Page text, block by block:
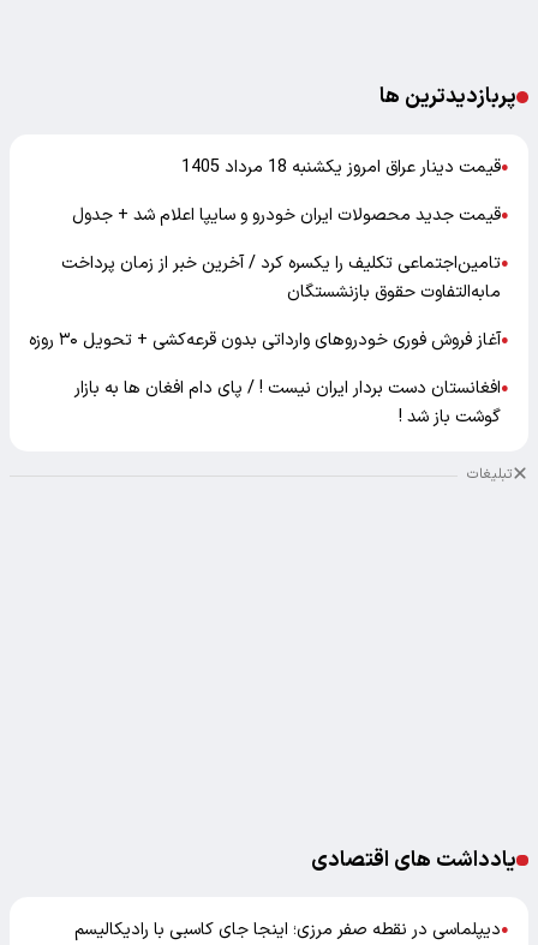
پربازدیدترین ها
●قیمت دینار عراق امروز یکشنبه 18 مرداد 1405
●قیمت جدید محصولات ایران خودرو و سایپا اعلام شد + جدول
●تامین‌اجتماعی تکلیف را یکسره کرد / آخرین خبر از زمان پرداخت
مابه‌التفاوت حقوق بازنشستگان
●آغاز فروش فوری خودروهای وارداتی بدون قرعه‌کشی + تحویل ۳۰ روزه
●افغانستان دست بردار ایران نیست ! / پای دام افغان ها به بازار
گوشت باز شد !
تبلیغات
یادداشت های اقتصادی
●دیپلماسی در نقطه صفر مرزی؛ اینجا جای کاسبی با رادیکالیسم